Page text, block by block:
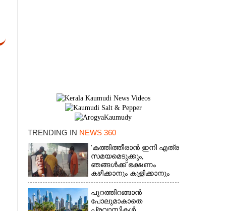
TRENDING IN NEWS 360
'കത്തിത്തീരാൻ ഇനി എത്ര
സമയമെടുക്കും,
ഞങ്ങൾക്ക് ഭക്ഷണം
കഴിക്കാനും കുളിക്കാനും
ഉള്ളതാണ്': അച്ഛന്റെ
സംസ്കാരചടങ്ങിനിടെ
മക്കൾ
പുറത്തിറങ്ങാൻ
പോലുമാകാതെ
×